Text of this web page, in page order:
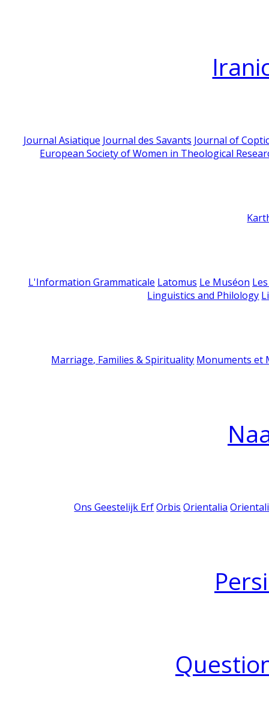
Journal Asiatique Journal des Savants Journal of
European Society of Women in Theological
L'Information Grammaticale Latomus Le Muséon
Linguistics and Philology
Marriage, Families & Spirituality Monuments et
Ons Geestelijk Erf Orbis Orientalia